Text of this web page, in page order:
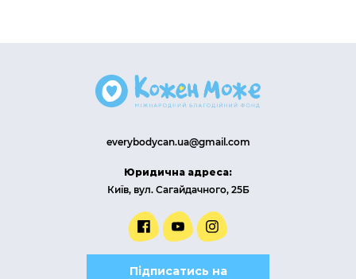
everybodycan.ua@gmail.com
Юридична адреса:
Київ, вул. Сагайдачного, 25Б
Підписатись на